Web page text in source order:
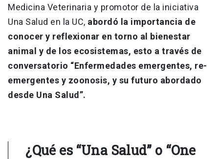
Medicina Veterinaria y promotor de la iniciativa
Una Salud en la UC, abordó la importancia de
conocer y reflexionar en torno al bienestar
animal y de los ecosistemas, esto a través de
conversatorio “Enfermedades emergentes, re-
emergentes y zoonosis, y su futuro abordado
desde Una Salud”.
¿Qué es “Una Salud” o “One